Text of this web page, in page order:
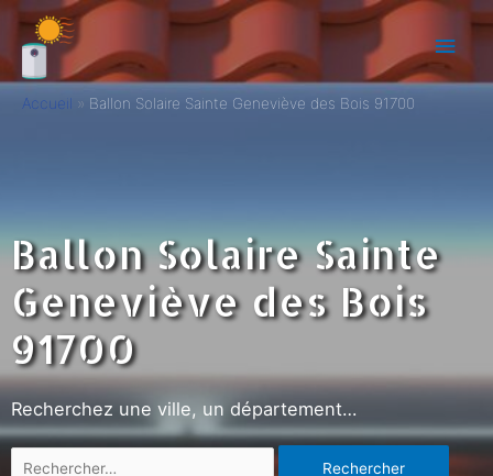
Accueil Ballon Solaire Sainte Geneviève des Bois 91700
Ballon Solaire Sainte
Geneviève des Bois
91700
Recherchez une ville, un département…